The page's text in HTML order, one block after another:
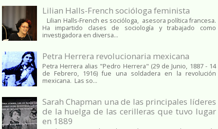
Lilian Halls-French socióloga feminista
Lilian Halls-French es socióloga, asesora política francesa.
Ha impartido clases de sociología y trabajado como
investigadora en diversa...
Petra Herrera revolucionaria mexicana
Petra Herrera alias "Pedro Herrera" (29 de Junio, 1887 - 14
de Febrero, 1916) fue una soldadera en la revolución
mexicana. Las so...
Sarah Chapman una de las principales líderes
de la huelga de las cerilleras que tuvo lugar
en 1889